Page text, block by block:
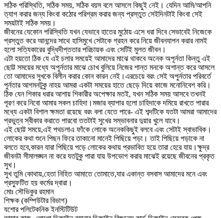
সঠিক পরিস্থিতি, সঠিক সময়, সঠিক বয়স বলে আসলে কিছুই নেই। যেদিন আমি/আপনি
ত্যাগ করার জন্য কিংবা কঠোর পরিশ্রম করার জন্য প্রস্তুত সেইদিনটাই কিংবা সেই
সময়টাই সঠিক সময়।
জীবনের যেকোন পরিস্থিতি যখন যেভাবে হাতের মুঠোয় এসে ধরা দিবে সেভাবেই নিজেকে
প্রস্তুত করে আনন্দের সাথে হাসিমুখে সেটাকে গ্রহন করে নিয়ে জীবনযাপন করার নামই
হলো সত্যিকারের বুদ্ধিদীপ্ততার পরিচায়ক এবং সেটিই মুলত জীবন।
এটা হয়তো ঠিক যে এই চলার সময়েই আমাদের মাঝে থাকবে অনেক অপূর্নতা কিন্তু এই
ছোট্ট সময়ের মধ্যে অপুর্নতার মাঝে চোখ বুলিয়ে নিজের শান্ত মনকে অশান্ত করে আসলে
তো আমাদের সুখকে বিলীন করার কোন কারন নেই।এরচেয়ে বরং সেই অপুর্নতার পরিবর্তে
পুর্নতার আগমনটুকু নাহয় আমরা একটা সময়ের হাতে ছেড়ে দিয়ে কাজে মনোনিবেশ করি।
ঠিক যেন শিকার ধরার আশায় শিকারীর অপেক্ষার মতই, যখন সঠিক সময় আসবে তখনই
পূরণ করে নিবো আমার সকল চাহিদা।মজার ব্যাপার হলো চাহিদাকে দমিয়ে রাখতে পারার
মধ্যে একটা বিশাল ক্ষমতা রয়েছে বরং বলা যেতে পারে- এই শব্দটিকে যতটা আমরা আমাদের
প্রভুত্ব স্বীকার করাতে পারবো ততটাই সুখের সম্ভাবনার দুয়ার খুলে যাবে।
এই ছোট্ট সময়ে,এই পথচলাএ ফাঁকে লোকে অনেককিছুই বলবে এবং সেটাই স্বাভাবিক।
লোকের কথা শুনে পিছন ফিরে তাকানো মানেই পিছিয়ে পড়া। তাই পিছিয়ে পড়াকে না
বলতে হবে,কারন যারা পিছিয়ে পড়ে লোকের কথায় প্রভাবিত হয়ে তারা হেরে যায়।ক্ষুদ্র
জীবনটা সীমালঙ্ঘন না করে যতটুকু পারা যায় উপভোগ করার মাঝেই রয়েছে জীবনের প্রকৃত
সুখ।
সুখ তুমি কোথায়,হেতা নিহিত আমাতে তোমাতে,যার একান্ত বসবাস আমাদের মনে এবং
প্রস্ফুটিত হয় কর্মের দ্বারা।
মোঃ সৌভিকুর রহমান
শিক্ষক (কম্পিউটার বিভাগ)
যশোর পলিটেকনিক ইনস্টিটিউট